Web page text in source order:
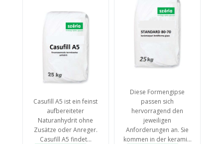
Casufill A5 ist ein feinst
aufbereiteter
Naturanhydrit ohne
Zusätze oder Anreger.
Casufill A5 findet...
Diese Formengipse
passen sich
hervorragend den
jeweiligen
Anforderungen an. Sie
kommen in der kerami...